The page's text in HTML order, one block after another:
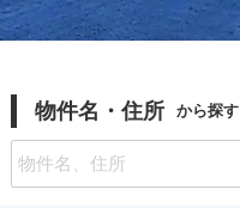
物件名・住所 から探す